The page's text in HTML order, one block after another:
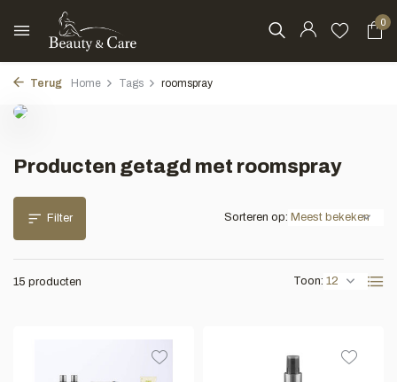
0
Terug Home Tags roomspray
Producten getagd met roomspray
Filter
15 producten Toon:
Sorteren op: